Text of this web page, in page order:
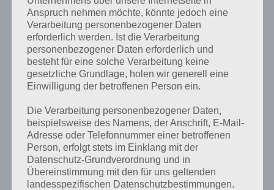
Anspruch nehmen möchte, könnte jedoch eine
Verarbeitung personenbezogener Daten
erforderlich werden. Ist die Verarbeitung
personenbezogener Daten erforderlich und
besteht für eine solche Verarbeitung keine
gesetzliche Grundlage, holen wir generell eine
Einwilligung der betroffenen Person ein.
Die Verarbeitung personenbezogener Daten,
beispielsweise des Namens, der Anschrift, E-Mail-
Adresse oder Telefonnummer einer betroffenen
Person, erfolgt stets im Einklang mit der
Datenschutz-Grundverordnung und in
Übereinstimmung mit den für uns geltenden
landesspezifischen Datenschutzbestimmungen.